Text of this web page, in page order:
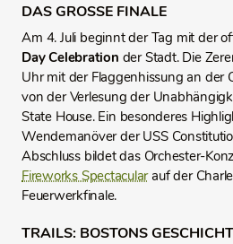
DAS GROSSE FINALE
Am 4. Juli beginnt der Tag mit der
Day Celebration der Stadt. Die
Uhr mit der Flaggenhissung an der
von der Verlesung der
State House. Ein besonderes
Wendemanöver der USS
Abschluss bildet das Orchester-
Fireworks Spectacularauf der
Feuerwerkfinale.
TRAILS: BOSTONS